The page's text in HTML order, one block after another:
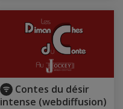
Contes du désir
intense (webdiffusion)